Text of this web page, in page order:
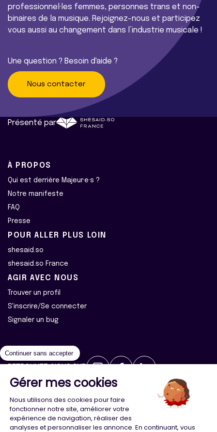
professionnel·les femmes, personnes trans et non-
binaires de la musique. Rejoignez-nous et participez
vous aussi au changement dans l’industrie musicale !
Une question ? Besoin d'aide ?
Nous contacter
Présenté par
À PROPOS
Qui est derrière Majeur·e·s ?
Notre manifeste
FAQ
Presse
POUR ALLER PLUS LOIN
shesaid.so
shesaid.so France
AGIR AVEC NOUS
Trouver un profil
S'inscrire/Se connecter
Signaler un bug
2026 ©Majeur·e·s - Tous droits réservés
Politique de confidentialité
Cookies
Conception Agence Adeliom
Continuer sans accepter
Gérer mes cookies
Nous utilisons des cookies pour faire
fonctionner notre site, améliorer votre
expérience de navigation, réaliser des
analyses et personnaliser les annonce. En continuant, vous